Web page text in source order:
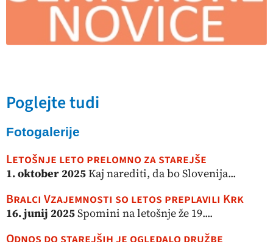
Poglejte tudi
Fotogalerije
Letošnje leto prelomno za starejše
1. oktober 2025Kaj narediti, da bo Slovenija...
Bralci Vzajemnosti so letos preplavili Krk
16. junij 2025Spomini na letošnje že 19....